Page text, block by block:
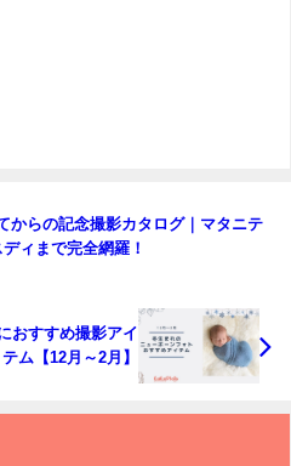
からの記念撮影カタログ｜マタニテ
ィまで完全網羅！
おすすめ撮影アイ
テム【12月～2月】